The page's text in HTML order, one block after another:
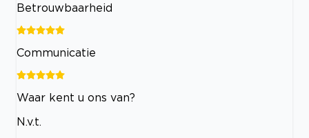
Betrouwbaarheid
Communicatie
Waar kent u ons van?
N.v.t.